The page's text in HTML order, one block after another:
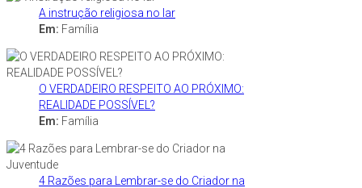
A instrução religiosa no lar
Em: Família
O VERDADEIRO RESPEITO AO PRÓXIMO:
REALIDADE POSSÍVEL?
Em: Família
4 Razões para Lembrar-se do Criador na